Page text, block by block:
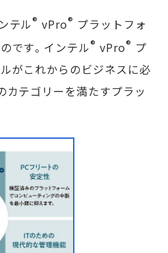
テル® vPro® プラットフォ
です。インテル® vPro® プ
がこれからのビジネスに必
カテゴリーを満たすプラッ